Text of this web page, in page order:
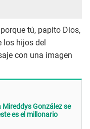
tú, papito Dios,
los hijos del
con una imagen
Mireddys González se
es el millonario